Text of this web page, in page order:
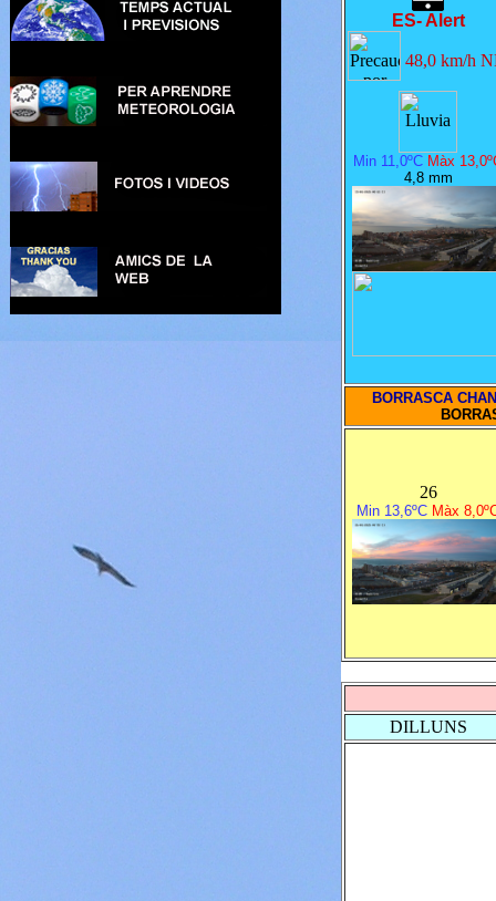
ES- Alert
48,0 km/h
Min 11,0ºC Màx
4,8 mm
BORRASCA
26
Min 13,6ºC Màx
DILLUNS